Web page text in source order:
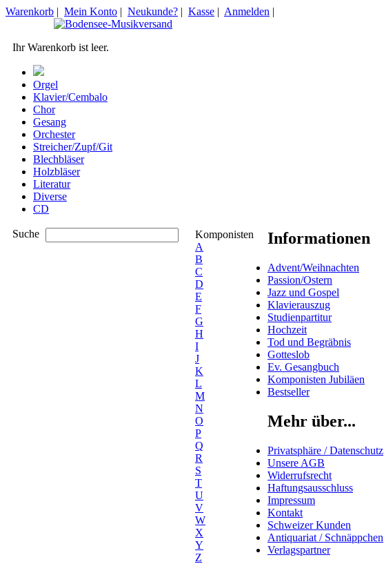
Warenkorb | Mein Konto | Neukunde? | Kasse | Anmelden |
Ihr Warenkorb ist leer.
Orgel
Klavier/Cembalo
Chor
Gesang
Orchester
Streicher/Zupf/Git
Blechbläser
Holzbläser
Literatur
Diverse
CD
Suche
Komponisten
A
B
C
D
E
F
G
H
I
J
K
L
M
N
O
P
Q
R
S
T
U
V
W
X
Y
Z
Informationen
Advent/Weihnachten
Passion/Ostern
Jazz und Gospel
Klavierauszug
Studienpartitur
Hochzeit
Tod und Begräbnis
Gotteslob
Ev. Gesangbuch
Komponisten Jubiläen
Bestseller
Mehr über...
Privatsphäre / Datenschutz
Unsere AGB
Widerrufsrecht
Haftungsausschluss
Impressum
Kontakt
Schweizer Kunden
Antiquariat / Schnäppchen
Verlagspartner